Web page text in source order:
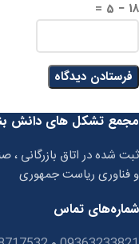
18 − 5 =
مجمع تشکل های دانش
ثبت شده در اتاق بازرگانی ،
و فناوری ریاست جمهوری
شماره‌های تماس